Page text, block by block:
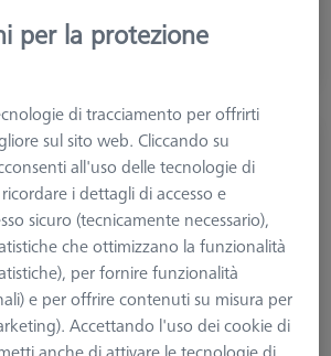
più lunghi
M6, DK15, DG18, L77,5, C -
per la protezione
di tracciamento per offrirti
sul sito web. Cliccando su
all'uso delle tecnologie di
i dettagli di accesso e
sicuro (tecnicamente necessario),
che ottimizzano la funzionalità
per fornire funzionalità
e per offrire contenuti su misura per
Accettando l'uso dei cookie di